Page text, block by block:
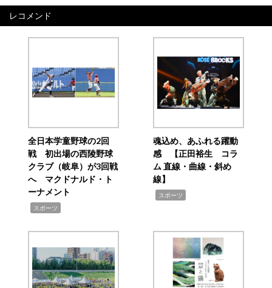
レコメンド
全日本学童野球の2回
戦 初出場の西陵野球
クラブ（岐阜）が3回戦
へ マクドナルド・ト
ーナメント
スポーツ
魂込め、あふれる躍動
感 【正田裕生 コラ
ム 直線・曲線・斜め
線】
スポーツ